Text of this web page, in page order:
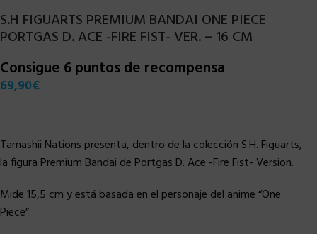
S.H FIGUARTS PREMIUM BANDAI ONE PIECE
PORTGAS D. ACE -FIRE FIST- VER. – 16 CM
Consigue 6 puntos de recompensa
69,90€
Tamashii Nations presenta, dentro de la colección S.H. Figuarts,
la figura Premium Bandai de Portgas D. Ace -Fire Fist- Version.
Mide 15,5 cm y está basada en el personaje del anime “One
Piece”.